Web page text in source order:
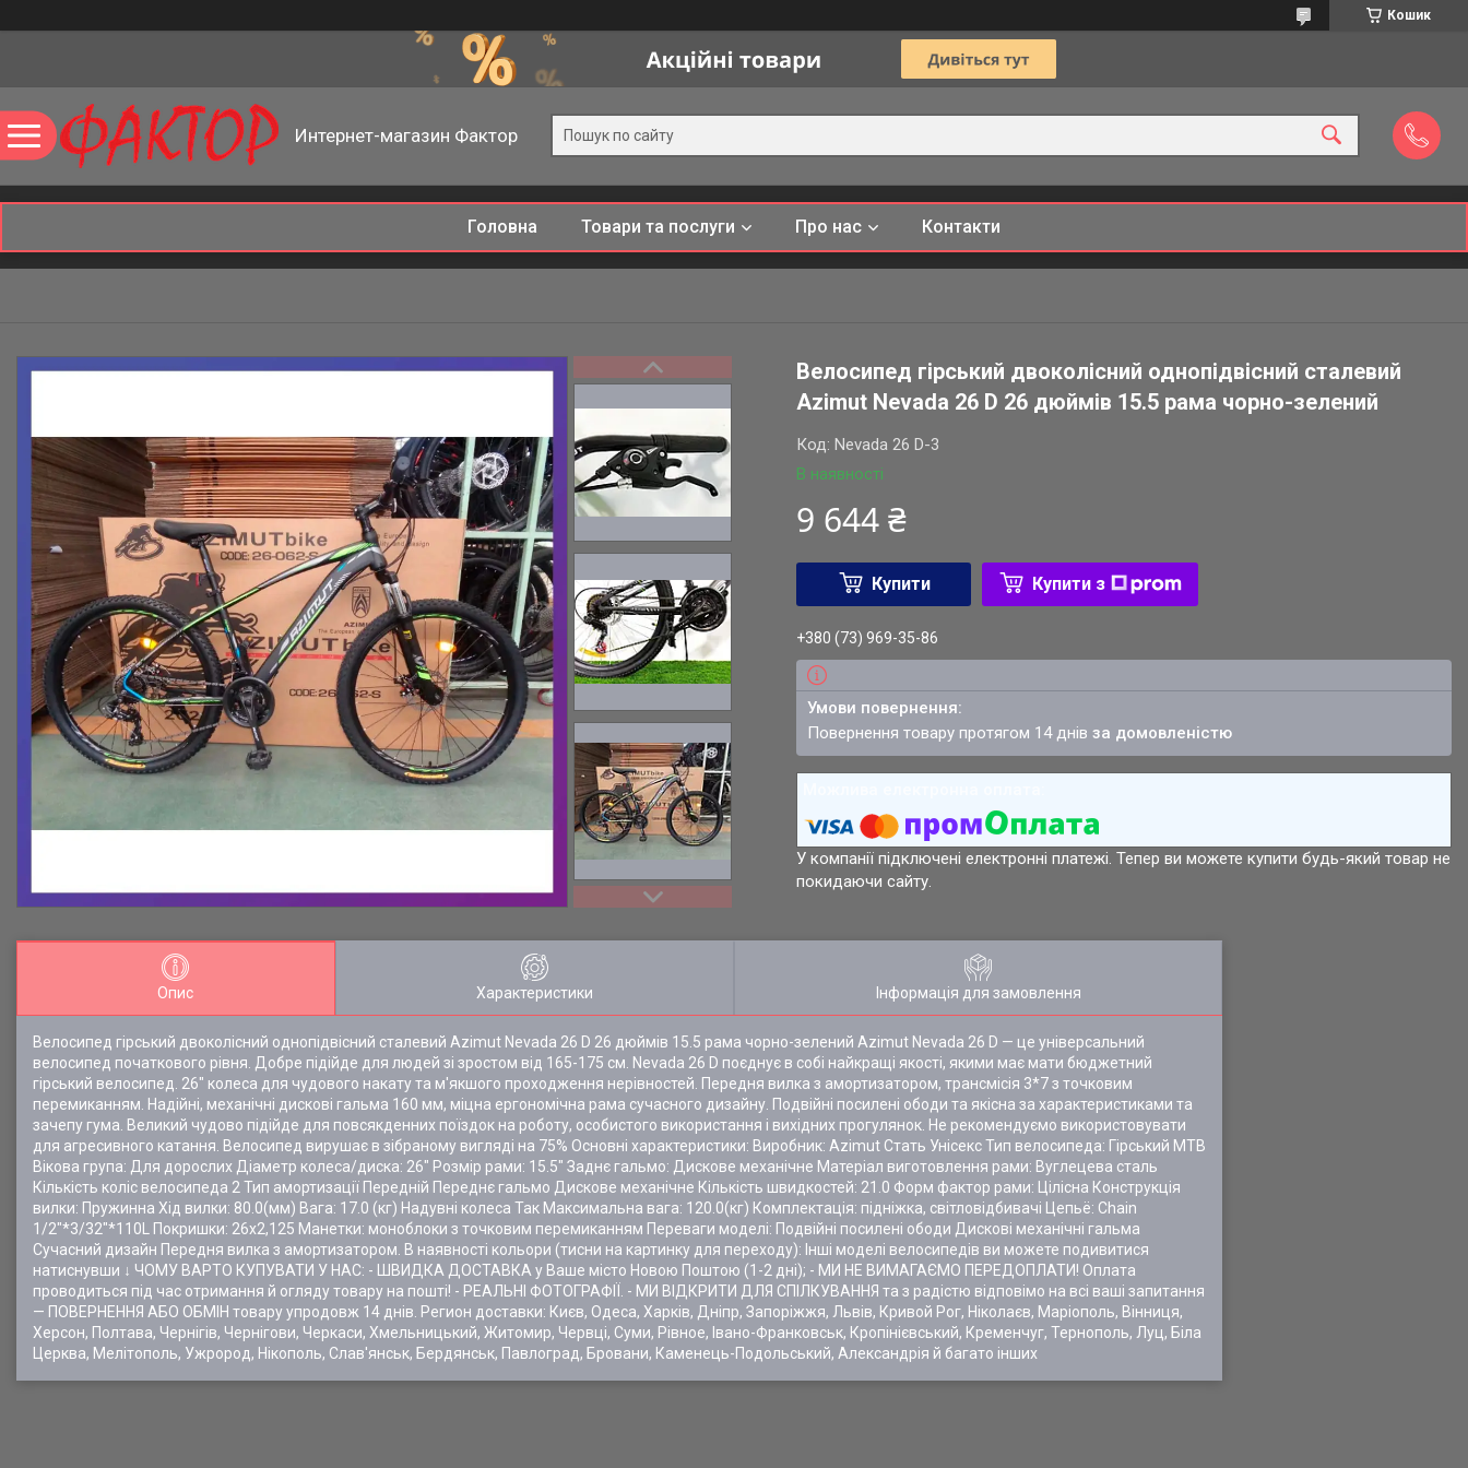
Кошик
Интернет-магазин Фактор
Головна Товари та послуги Про нас Контакти
Велосипед гірський двоколісний однопідвісний сталевий
Azimut Nevada 26 D 26 дюймів 15.5 рама чорно-зелений
В наявності
Код:Nevada 26 D-3
9 644 ₴
Купити Купити з
+380 (73) 969-35-86
повернення товару протягом 14 днівза домовленістю
У компанії підключені електронні платежі. Тепер ви можете купити будь-який товар не
покидаючи сайту.
Опис Характеристики Інформація для замовлення
Велосипед гірський двоколісний однопідвісний сталевий Azimut Nevada 26 D 26 дюймів 15.5 рама чорно-зелений Azimut Nevada 26 D — це універсальний
велосипед початкового рівня. Добре підійде для людей зі зростом від 165-175 см. Nevada 26 D поєднує в собі найкращі якості, якими має мати бюджетний
гірський велосипед. 26" колеса для чудового накату та м'якшого проходження нерівностей. Передня вилка з амортизатором, трансмісія 3*7 з точковим
перемиканням. Надійні, механічні дискові гальма 160 мм, міцна ергономічна рама сучасного дизайну. Подвійні посилені ободи та якісна за характеристиками та
зачепу гума. Великий чудово підійде для повсякденних поїздок на роботу, особистого використання і вихідних прогулянок. Не рекомендуємо використовувати
для агресивного катання. Велосипед вирушає в зібраному вигляді на 75% Основні характеристики: Виробник: Azimut Стать Унісекс Тип велосипеда: Гірський MTB
Вікова група: Для дорослих Діаметр колеса/диска: 26" Розмір рами: 15.5" Заднє гальмо: Дискове механічне Матеріал виготовлення рами: Вуглецева сталь
Кількість коліс велосипеда 2 Тип амортизації Передній Переднє гальмо Дискове механічне Кількість швидкостей: 21.0 Форм фактор рами: Цілісна Конструкція
вилки: Пружинна Хід вилки: 80.0(мм) Вага: 17.0 (кг) Надувні колеса Так Максимальна вага: 120.0(кг) Комплектація: підніжка, світловідбивачі Цепьё: Chain
1/2"*3/32"*110L Покришки: 26х2,125 Манетки: моноблоки з точковим перемиканням Переваги моделі: Подвійні посилені ободи Дискові механічні гальма
Сучасний дизайн Передня вилка з амортизатором. В наявності кольори (тисни на картинку для переходу): Інші моделі велосипедів ви можете подивитися
натиснувши ↓ ЧОМУ ВАРТО КУПУВАТИ У НАС: - ШВИДКА ДОСТАВКА у Ваше місто Новою Поштою (1-2 дні); - МИ НЕ ВИМАГАЄМО ПЕРЕДОПЛАТИ! Оплата
проводиться під час отримання й огляду товару на пошті! - РЕАЛЬНІ ФОТОГРАФІЇ. - МИ ВІДКРИТИ ДЛЯ СПІЛКУВАННЯ та з радістю відповімо на всі ваші запитання
— ПОВЕРНЕННЯ АБО ОБМІН товару упродовж 14 днів. Регион доставки: Києв, Одеса, Харків, Дніпр, Запоріжжя, Львів, Кривой Рог, Ніколаєв, Маріополь, Вінниця,
Херсон, Полтава, Чернігів, Чернігови, Черкаси, Хмельницький, Житомир, Червці, Суми, Рівное, Івано-Франковськ, Кропінієвський, Кременчуг, Тернополь, Луц, Біла
Церква, Мелітополь, Ужрород, Нікополь, Слав'янськ, Бердянськ, Павлоград, Бровани, Каменець-Подольський, Александрія й багато інших